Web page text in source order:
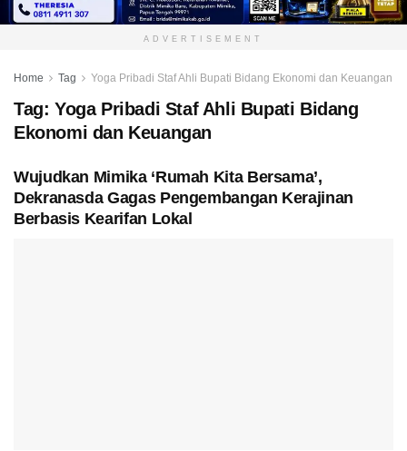
ADVERTISEMENT
Home Tag Yoga Pribadi Staf Ahli Bupati Bidang Ekonomi dan Keuangan
Tag: Yoga Pribadi Staf Ahli Bupati Bidang
Ekonomi dan Keuangan
Wujudkan Mimika ‘Rumah Kita Bersama’,
Dekranasda Gagas Pengembangan Kerajinan
Berbasis Kearifan Lokal